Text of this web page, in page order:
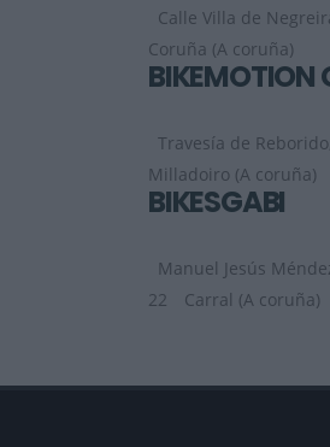
Calle Villa de
Coruña (A coruña)
BIKEMOTION
Travesía de
Milladoiro (A coruña)
BIKESGABI
Manuel Jesús
22
Carral (A coruña)